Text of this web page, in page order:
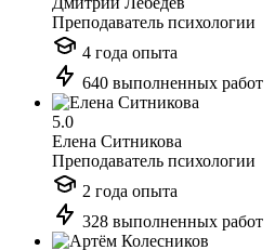
Преподаватель психологии
4 года опыта
640 выполненных работ
5.0
Елена Ситникова
Преподаватель психологии
2 года опыта
328 выполненных работ